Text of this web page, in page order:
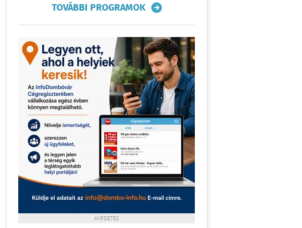
TOVÁBBI PROGRAMOK
HIRDETÉS